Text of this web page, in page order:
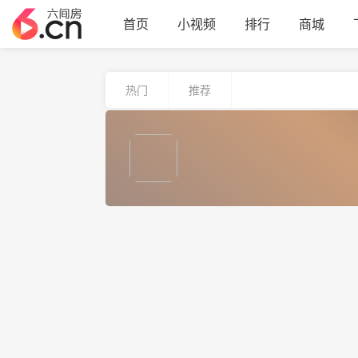
首页 小视频 排行 商城
热门 推荐